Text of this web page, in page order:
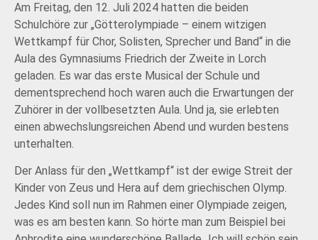
Am Freitag, den 12. Juli 2024 hatten die beiden
Schulchöre zur „Götterolympiade – einem witzigen
Wettkampf für Chor, Solisten, Sprecher und Band“ in die
Aula des Gymnasiums Friedrich der Zweite in Lorch
geladen. Es war das erste Musical der Schule und
dementsprechend hoch waren auch die Erwartungen der
Zuhörer in der vollbesetzten Aula. Und ja, sie erlebten
einen abwechslungsreichen Abend und wurden bestens
unterhalten.
Der Anlass für den „Wettkampf“ ist der ewige Streit der
Kinder von Zeus und Hera auf dem griechischen Olymp.
Jedes Kind soll nun im Rahmen einer Olympiade zeigen,
was es am besten kann. So hörte man zum Beispiel bei